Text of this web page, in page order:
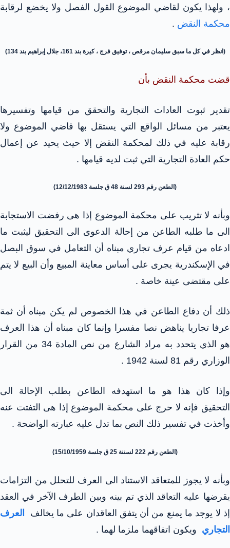
، ولهذا يكون لقاضي الموضوع القول الفصل ولا يخضع لرقابة
محكمة النقض .
(انظر في كل ما سبق سليمان مرقص ، توفيق فرج ، كيرة بند 161، جلال إبراهيم بند 134)
قضت محكمة النقض بأن
تقدير ثبوت العادات التجارية والتحقق من قيامها وتفسيرها
يعتبر من مسائل الواقع التي يستقل بها قاضي الموضوع ولا
رقابة عليه في ذلك لمحكمة النقض إلا حيث يحيد عن إعمال
حكم العادة التجارية التي ثبت لديه قيامها .
(الطعن رقم 293 لسنة 48 ق جلسة 12/12/1983)
وبأنه لا تثريب على محكمة الموضوع إذا هى رفضت الاستجابة
الى ما طلبه الطاعن من إحالة الدعوى الى التحقيق ليثبت ما
ادعاه من قيام عرف تجاري مبناه أن التعامل في سوق البصل
في الإسكندرية يجرى على أساس معاينة المبيع وأن البيع لا يتم
على مقتضى عينة خاصة .
ذلك أن دفاع الطاعن في هذا الخصوص لم يكن مبناه أن ثمة
عرفا تجاريا يناهض نصا مفسرا وإنما كان مبناه أن هذا العرف
هو الذي يتحدد به مراد الشارع من نص المادة 34 من القرار
الوزاري رقم 81 لسنة 1942 .
وإذا كان هذا هو ما استهدفه الطاعن بطلب الإحالة الى
التحقيق فإنه لا حرج على محكمة الموضوع إذا هى التفتت عنه
وأخذت في تفسير ذلك النص بما تدل عليه عبارته الواضحة .
(الطعن رقم 222 لسننة 25 ق جلسة 15/10/1959)
وبأنه لا يجوز للمتعاقد الاستناد الى العرف للتحلل من التزامات
يقرضها عليه التعاقد الذي تم بينه وبين الطرف الآخر في العقد
إذ لا يوجد ما يمنع من أن يتفق العاقدان على ما يخالف
العرف
التجاري ويكون اتفاقهما ملزما لهما .